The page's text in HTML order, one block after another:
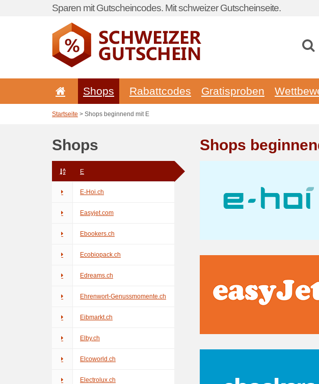
Sparen mit Gutscheincodes. Mit schweizer Gutscheinseite.
Shops Rabattcodes Gratisproben
Startseite > Shops beginnend mit E
Shops
E
E-Hoi.ch
Easyjet.com
Ebookers.ch
Ecobiopack.ch
Edreams.ch
Ehrenwort-Genussmomente.ch
Eibmarkt.ch
Elby.ch
Elcoworld.ch
Electrolux.ch
Shops